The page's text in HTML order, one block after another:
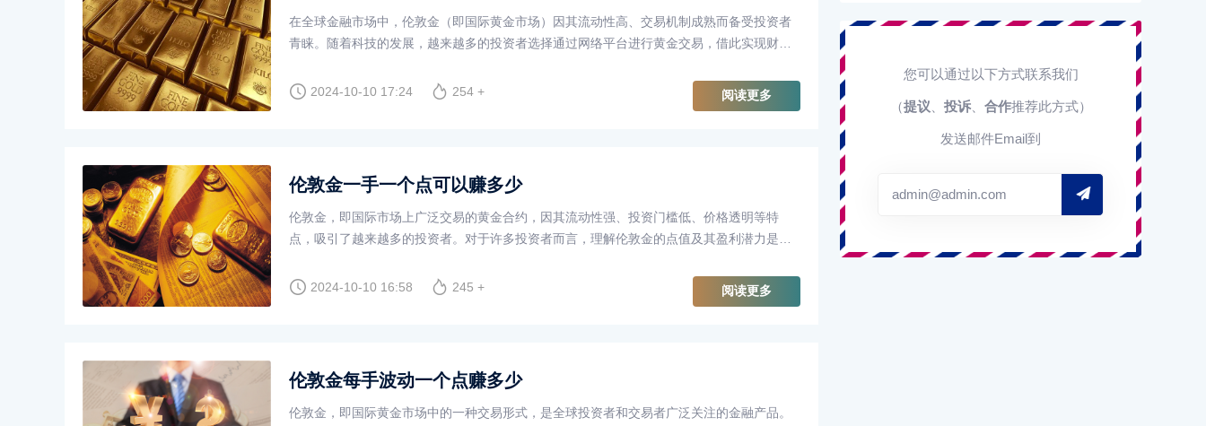
在全球金融市场中，伦敦金（即国际黄金市场）因其流动性高、交易机制成熟而备受投资者
青睐。随着科技的发展，越来越多的投资者选择通过网络平台进行黄金交易，借此实现财富
2024-10-10 17:24
254 + 阅读更多
伦敦金一手一个点可以赚多少
伦敦金，即国际市场上广泛交易的黄金合约，因其流动性强、投资门槛低、价格透明等特
点，吸引了越来越多的投资者。对于许多投资者而言，理解伦敦金的点值及其盈利潜力是进
关的交易策略。
2024-10-10 16:58 245 + 阅读更多
伦敦金每手波动一个点赚多少
伦敦金，即国际黄金市场中的一种交易形式，是全球投资者和交易者广泛关注的金融产品。
您可以通过以下方式联系我们
（提议 投诉、 合作推荐此方式）
发送邮件Email到
admin@admin.com